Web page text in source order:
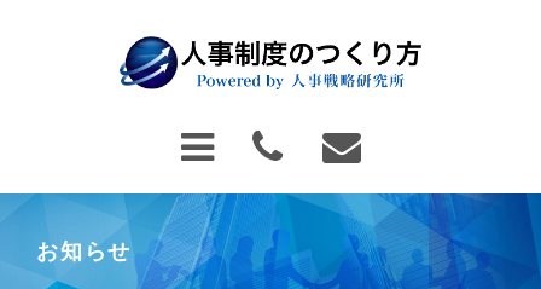
お知らせ